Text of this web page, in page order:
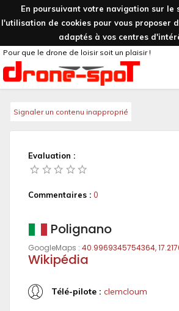
En poursuivant votre navigation sur le
l'utilisation de cookies pour vous proposer
adaptés à vos centres
Pour que le drone de loisir soit un plaisir !
Signaler un contenu inapproprié
Evaluation :
Commentaires : 0
Polignano
GoogleMaps : 40.9969345754364,
Wikipédia
Télé-pilote : clemcloum